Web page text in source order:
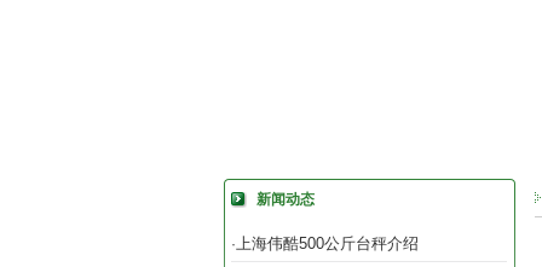
新闻动态
·上海伟酷500公斤台秤介绍